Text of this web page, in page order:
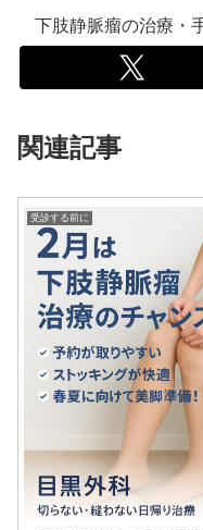
下肢静脈瘤の治療・
関連記事
受診する前に